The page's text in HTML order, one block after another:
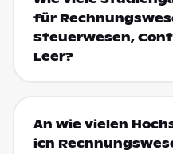
für
Steuerwesen,
Leer?
An wie vielen
ich